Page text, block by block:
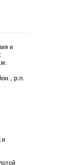
и
, р.п.
и